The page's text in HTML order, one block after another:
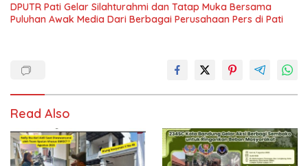
DPUTR Pati Gelar Silahturahmi dan Tatap Muka Bersama
Puluhan Awak Media Dari Berbagai Perusahaan Pers di Pati
Read Also